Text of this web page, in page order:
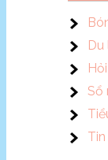
Du
Sổ